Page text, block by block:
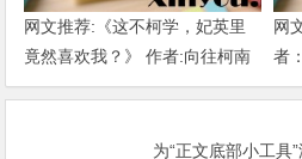
网文推荐:《这不柯学，妃英里
竟然喜欢我？》 作者:向往柯南
1-189章 TXT下载
网
者
为“正文底部小工具